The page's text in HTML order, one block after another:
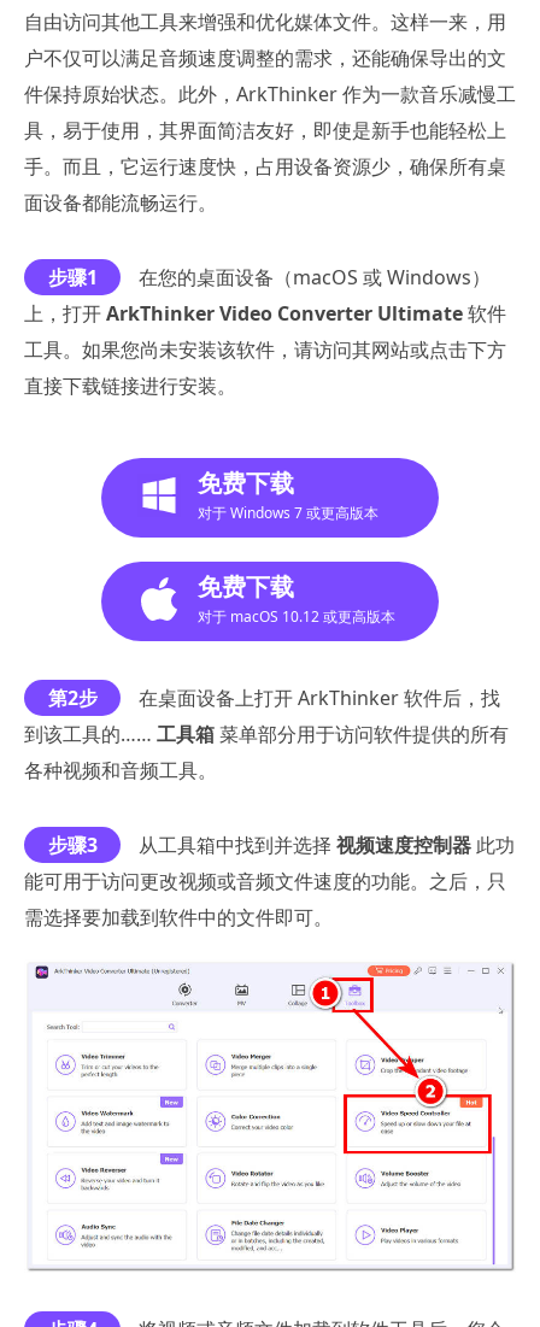
自由访问其他工具来增强和优化媒体文件。这样一来，用
户不仅可以满足音频速度调整的需求，还能确保导出的文
件保持原始状态。此外，ArkThinker 作为一款音乐减慢工
具，易于使用，其界面简洁友好，即使是新手也能轻松上
手。而且，它运行速度快，占用设备资源少，确保所有桌
面设备都能流畅运行。
步骤1
在您的桌面设备（macOS 或 Windows）
上，打开ArkThinker Video Converter Ultimate软件
工具。如果您尚未安装该软件，请访问其网站或点击下方
直接下载链接进行安装。
免费下载
对于 Windows 7 或更高版本
免费下载
对于 macOS 10.12 或更高版本
第2步
在桌面设备上打开 ArkThinker 软件后，找
到该工具的…… 工具箱菜单部分用于访问软件提供的所有
各种视频和音频工具。
步骤3 从工具箱中找到并选择 视频速度控制器 此功
能可用于访问更改视频或音频文件速度的功能。之后，只
需选择要加载到软件中的文件即可。